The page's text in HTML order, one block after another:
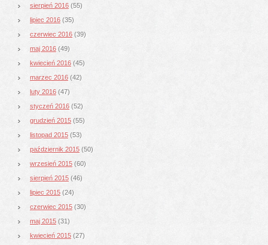
sierpień 2016 (55)
lipiec 2016 (35)
czerwiec 2016 (39)
maj 2016 (49)
kwiecień 2016 (45)
marzec 2016 (42)
luty 2016 (47)
styczeń 2016 (52)
grudzień 2015 (55)
listopad 2015 (53)
październik 2015 (50)
wrzesień 2015 (60)
sierpień 2015 (46)
lipiec 2015 (24)
czerwiec 2015 (30)
maj 2015 (31)
kwiecień 2015 (27)